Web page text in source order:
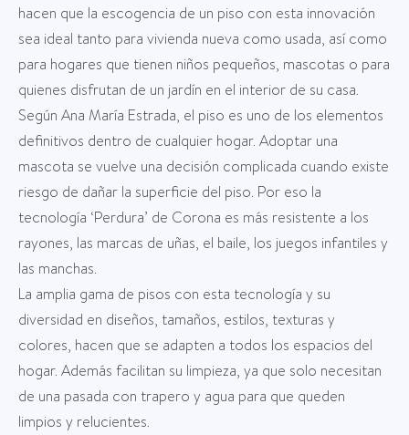
hacen que la escogencia de un piso con esta innovación
sea ideal tanto para vivienda nueva como usada, así como
para hogares que tienen niños pequeños, mascotas o para
quienes disfrutan de un jardín en el interior de su casa.
Según Ana María Estrada, el piso es uno de los elementos
definitivos dentro de cualquier hogar. Adoptar una
mascota se vuelve una decisión complicada cuando existe
riesgo de dañar la superficie del piso. Por eso la
tecnología ‘Perdura’ de Corona es más resistente a los
rayones, las marcas de uñas, el baile, los juegos infantiles y
las manchas.
La amplia gama de pisos con esta tecnología y su
diversidad en diseños, tamaños, estilos, texturas y
colores, hacen que se adapten a todos los espacios del
hogar. Además facilitan su limpieza, ya que solo necesitan
de una pasada con trapero y agua para que queden
limpios y relucientes.